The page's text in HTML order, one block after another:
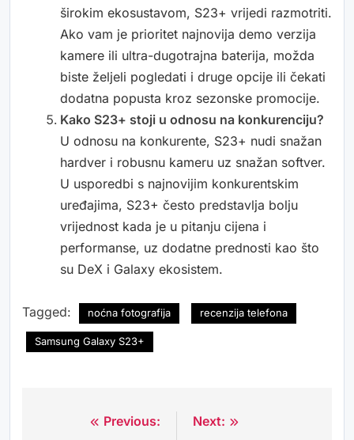
širokim ekosustavom, S23+ vrijedi razmotriti.
Ako vam je prioritet najnovija demo verzija
kamere ili ultra-dugotrajna baterija, možda
biste željeli pogledati i druge opcije ili čekati
dodatna popusta kroz sezonske promocije.
Kako S23+ stoji u odnosu na konkurenciju?
U odnosu na konkurente, S23+ nudi snažan
hardver i robusnu kameru uz snažan softver.
U usporedbi s najnovijim konkurentskim
uređajima, S23+ često predstavlja bolju
vrijednost kada je u pitanju cijena i
performanse, uz dodatne prednosti kao što
su DeX i Galaxy ekosistem.
Tagged: noćna fotografija recenzija telefona
Samsung Galaxy S23+
NavigacijaPrevious:
Next: